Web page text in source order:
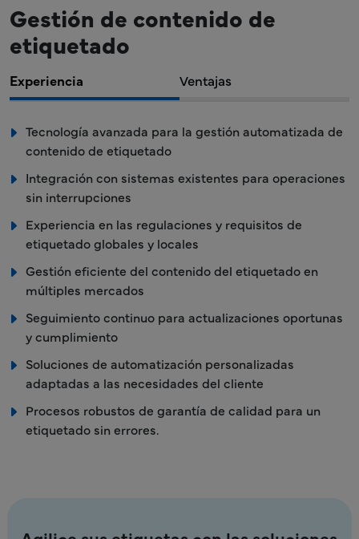
Gestión de contenido de
etiquetado
Experiencia Ventajas
Tecnología avanzada para la gestión automatizada de
contenido de etiquetado
Integración con sistemas existentes para operaciones
sin interrupciones
Experiencia en las regulaciones y requisitos de
etiquetado globales y locales
Gestión eficiente del contenido del etiquetado en
múltiples mercados
Seguimiento continuo para actualizaciones oportunas
y cumplimiento
Soluciones de automatización personalizadas
adaptadas a las necesidades del cliente
Procesos robustos de garantía de calidad para un
etiquetado sin errores.